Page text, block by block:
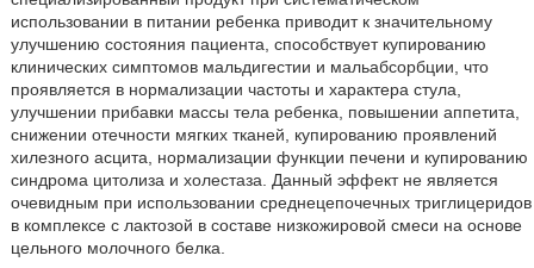
использовании в питании ребенка приводит к значительному
улучшению состояния пациента, способствует купированию
клинических симптомов мальдигестии и мальабсорбции, что
проявляется в нормализации частоты и характера стула,
улучшении прибавки массы тела ребенка, повышении аппетита,
снижении отечности мягких тканей, купированию проявлений
хилезного асцита, нормализации функции печени и купированию
синдрома цитолиза и холестаза. Данный эффект не является
очевидным при использовании среднецепочечных триглицеридов
в комплексе с лактозой в составе низкожировой смеси на основе
цельного молочного белка.